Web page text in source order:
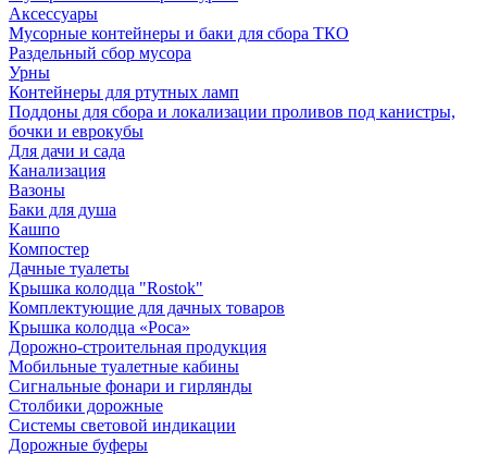
Аксессуары
Мусорные контейнеры и баки для сбора ТКО
Раздельный сбор мусора
Урны
Контейнеры для ртутных ламп
Поддоны для сбора и локализации проливов под канистры,
бочки и еврокубы
Для дачи и сада
Канализация
Вазоны
Баки для душа
Кашпо
Компостер
Дачные туалеты
Крышка колодца "Rostok"
Комплектующие для дачных товаров
Крышка колодца «Роса»
Дорожно-строительная продукция
Мобильные туалетные кабины
Сигнальные фонари и гирлянды
Столбики дорожные
Системы световой индикации
Дорожные буферы